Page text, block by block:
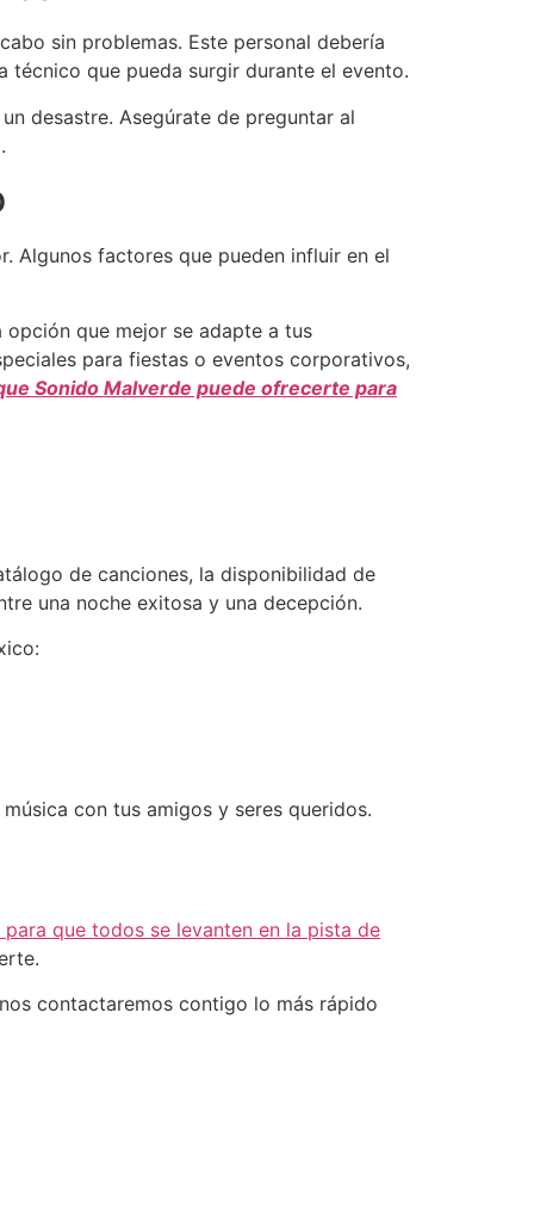
sin problemas. Este personal debería
técnico que pueda surgir durante el evento.
desastre. Asegúrate de preguntar al
Algunos factores que pueden influir en el
que mejor se adapte a tus
para fiestas o eventos corporativos,
Sonido Malverde puede ofrecerte para
de canciones, la disponibilidad de
una noche exitosa y una decepción.
con tus amigos y seres queridos.
que todos se levanten en la pista de
contactaremos contigo lo más rápido